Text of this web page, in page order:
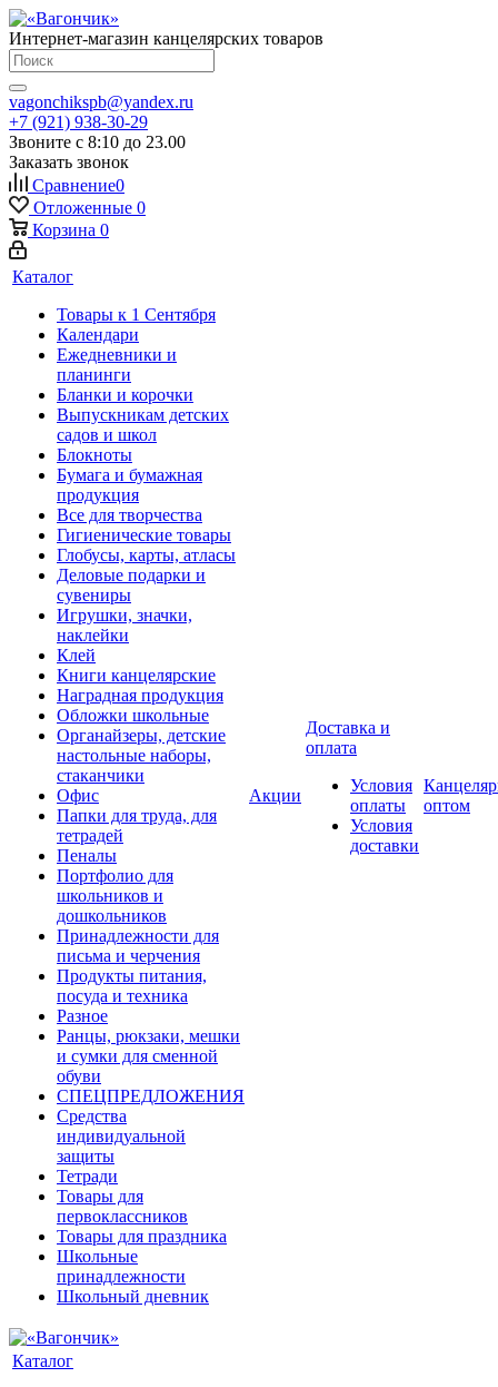
Интернет-магазин канцелярских товаров
vagonchikspb@yandex.ru
+7 (921) 938-30-29
Звоните с 8:10 до 23.00
Заказать звонок
Сравнение0
Отложенные 0
Корзина 0
Каталог
Товары к 1 Сентября
Календари
Ежедневники и
планинги
Бланки и корочки
Выпускникам детских
садов и школ
Блокноты
Бумага и бумажная
продукция
Все для творчества
Гигиенические товары
Глобусы, карты, атласы
Деловые подарки и
сувениры
Игрушки, значки,
наклейки
Клей
Книги канцелярские
Наградная продукция
Обложки школьные
Органайзеры, детские
настольные наборы,
стаканчики
Офис
Папки для труда, для
тетрадей
Пеналы
Портфолио для
школьников и
дошкольников
Принадлежности для
письма и черчения
Продукты питания,
посуда и техника
Разное
Ранцы, рюкзаки, мешки
и сумки для сменной
обуви
СПЕЦПРЕДЛОЖЕНИЯ
Средства
индивидуальной
защиты
Тетради
Товары для
первоклассников
Товары для праздника
Школьные
принадлежности
Школьный дневник
Акции
Доставка и
оплата
Условия
оплаты
Условия
доставки
оптом
Каталог